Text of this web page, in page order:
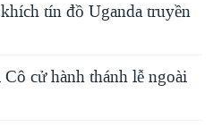
tín đồ Uganda truyền
cử hành thánh lễ ngoài